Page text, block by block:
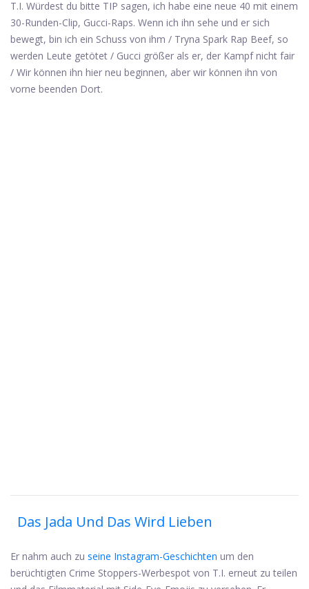
T.I. Würdest du bitte TIP sagen, ich habe eine neue 40 mit einem
30-Runden-Clip, Gucci-Raps. Wenn ich ihn sehe und er sich
bewegt, bin ich ein Schuss von ihm / Tryna Spark Rap Beef, so
werden Leute getötet / Gucci größer als er, der Kampf nicht fair
/ Wir können ihn hier neu beginnen, aber wir können ihn von
vorne beenden Dort.
Das Jada Und Das Wird Lieben
Er nahm auch zu seine Instagram-Geschichten um den
berüchtigten Crime Stoppers-Werbespot von T.I. erneut zu teilen